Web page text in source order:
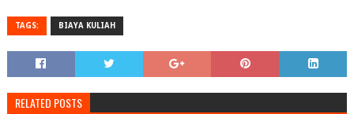
TAGS: BIAYA KULIAH
RELATED POSTS